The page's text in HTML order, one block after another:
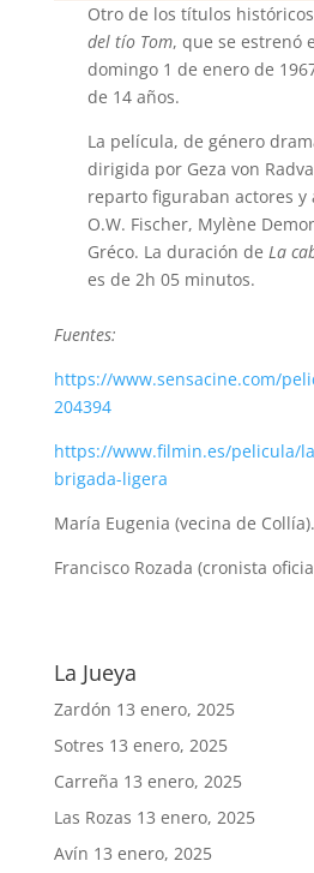
Otro de los títulos
del tío Tom, que se estrenó
domingo 1 de enero de
de 14 años.
La película, de género
dirigida por Geza von
reparto figuraban actores y
O.W. Fischer, Mylène
Gréco. La duración de La
es de 2h 05 minutos.
Fuentes:
https://www.sensacine.com/
204394
https://www.filmin.es/pelicula/
brigada-ligera
María Eugenia (vecina de Collía).
Francisco Rozada (cronista
La Jueya
Zardón 13 enero, 2025
Sotres 13 enero, 2025
Carreña 13 enero, 2025
Las Rozas 13 enero, 2025
Avín 13 enero, 2025